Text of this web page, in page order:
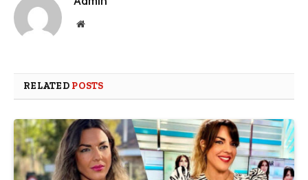
Website
RELATED POSTS